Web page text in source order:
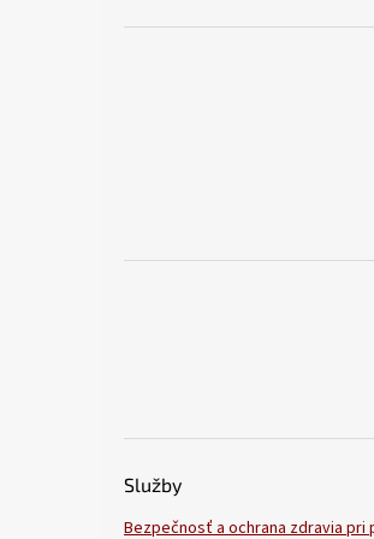
Služby
Bezpečnosť a ochrana zdravia pri